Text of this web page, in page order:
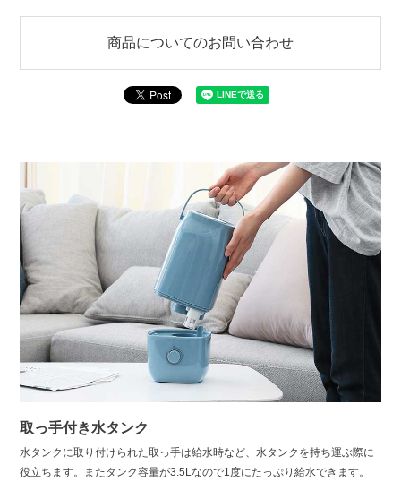
商品についてのお問い合わせ
取っ手付き水タンク
水タンクに取り付けられた取っ手は給水時など、水タンクを持ち運ぶ際に
役立ちます。またタンク容量が3.5Lなので1度にたっぷり給水できます。